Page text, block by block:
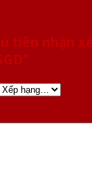
tiên nhận